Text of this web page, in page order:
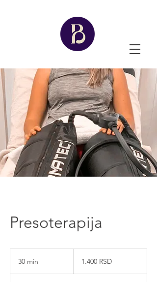
Presoterapija
30 min
динара
1.400 RSD